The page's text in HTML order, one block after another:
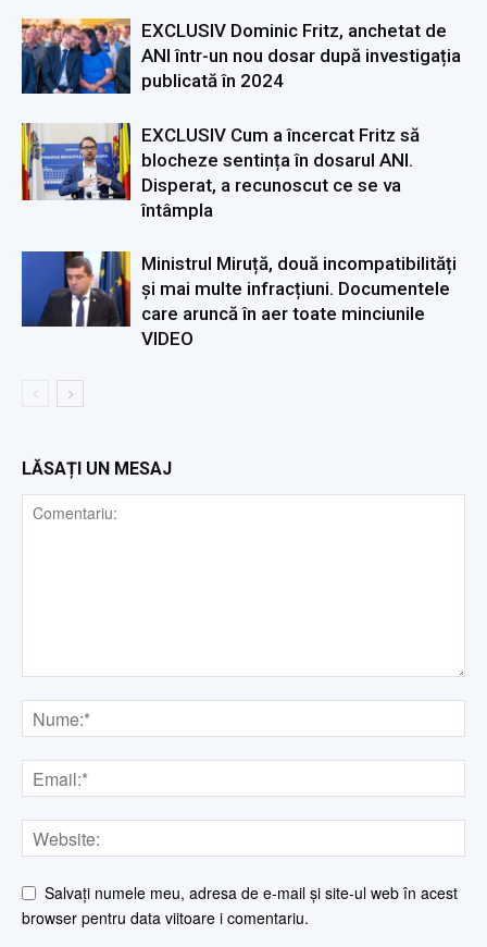
EXCLUSIV Dominic Fritz, anchetat de
ANI într-un nou dosar după investigația
publicată în 2024
EXCLUSIV Cum a încercat Fritz să
blocheze sentința în dosarul ANI.
Disperat, a recunoscut ce se va
întâmpla
Ministrul Miruță, două incompatibilități
și mai multe infracțiuni. Documentele
care aruncă în aer toate minciunile
VIDEO
LĂSAȚI UN MESAJ
Salvați numele meu, adresa de e-mail și site-ul web în acest
browser pentru data viitoare i comentariu.